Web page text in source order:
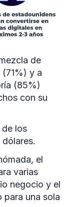
de
y a
(85%)
con su
de los
el
varias
negocio y el
para una sola